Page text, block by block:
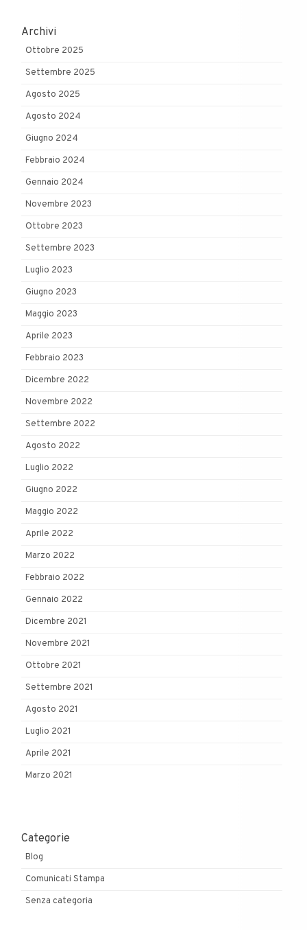
Archivi
Ottobre 2025
Settembre 2025
Agosto 2025
Agosto 2024
Giugno 2024
Febbraio 2024
Gennaio 2024
Novembre 2023
Ottobre 2023
Settembre 2023
Luglio 2023
Giugno 2023
Maggio 2023
Aprile 2023
Febbraio 2023
Dicembre 2022
Novembre 2022
Settembre 2022
Agosto 2022
Luglio 2022
Giugno 2022
Maggio 2022
Aprile 2022
Marzo 2022
Febbraio 2022
Gennaio 2022
Dicembre 2021
Novembre 2021
Ottobre 2021
Settembre 2021
Agosto 2021
Luglio 2021
Aprile 2021
Marzo 2021
Categorie
Blog
Comunicati Stampa
Senza categoria